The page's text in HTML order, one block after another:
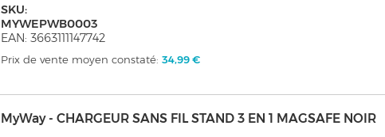
SKU:
MYWEPWB0003
EAN: 3663111147742
Prix de vente moyen constaté:34,99 €
MyWay - CHARGEUR SANS FIL STAND 3 EN 1 MAGSAFE NOIR